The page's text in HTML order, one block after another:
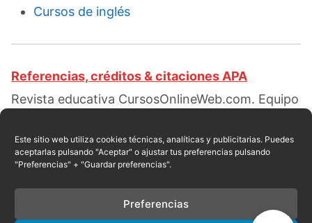
Este sitio web utiliza cookies técnicas, analíticas y publicitarias. Puedes
aceptarlas pulsando "Aceptar" o ajustar tus preferencias pulsando
"Preferencias" + "Guardar preferencias".
Preferencias
Cursos de inglés
Referencias, créditos & citaciones APA
Revista educativa CursosOnlineWeb.com. Equipo
Importancia del arte. Escrito por: Brand Pedro.
Obtenido en fecha 08, 2026, desde el sitio web:
https://cursosonlineweb.com/importancia-del-
arte.html